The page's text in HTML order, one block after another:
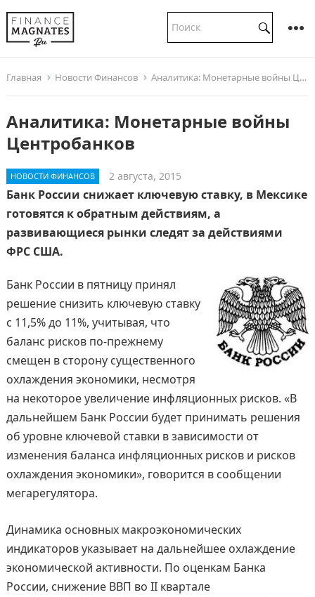
Главная Новости Финансов Аналитика: Монетарные войны Центробанков
Аналитика: Монетарные войны
Центробанков
НОВОСТИ ФИНАНСОВ 2 августа, 2015
Банк России снижает ключевую ставку, в Мексике
готовятся к обратным действиям, а
развивающиеся рынки следят за действиями
ФРС США.
Банк России в пятницу принял
решение снизить ключевую ставку
с 11,5% до 11%, учитывая, что
баланс рисков по-прежнему
смещен в сторону существенного
охлаждения экономики, несмотря
на некоторое увеличение инфляционных рисков. «В
дальнейшем Банк России будет принимать решения
об уровне ключевой ставки в зависимости от
изменения баланса инфляционных рисков и рисков
охлаждения экономики», говорится в сообщении
мегарегулятора.
Динамика основных макроэкономических
индикаторов указывает на дальнейшее охлаждение
экономической активности. По оценкам Банка
России, снижение ВВП во II квартале